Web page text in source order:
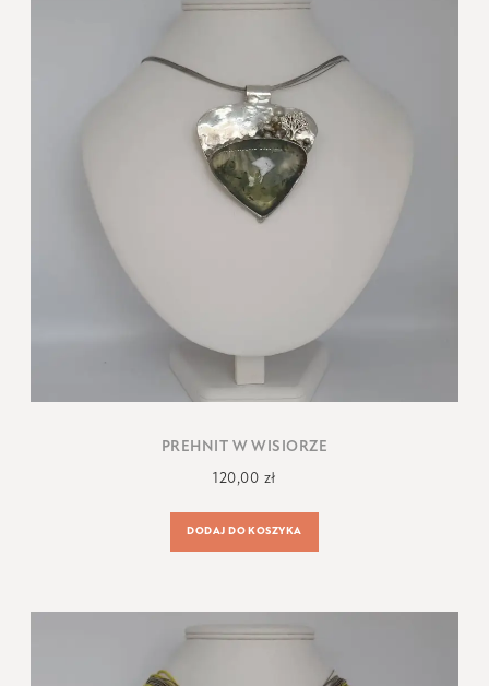
PREHNIT W WISIORZE
120,00 zł
DODAJ DO KOSZYKA